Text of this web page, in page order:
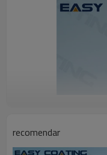
recomendar